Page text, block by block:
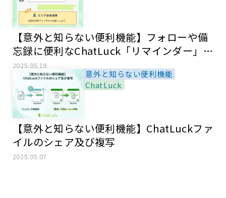
【意外と知らない便利機能】フォローや備
忘録に便利なChatLuck「リマインダー」活
用のススメ
2025.05.19
意外と知らない便利機能
ChatLuck
【意外と知らない便利機能】ChatLuckファ
イルのシェア及び複写
2025.05.07